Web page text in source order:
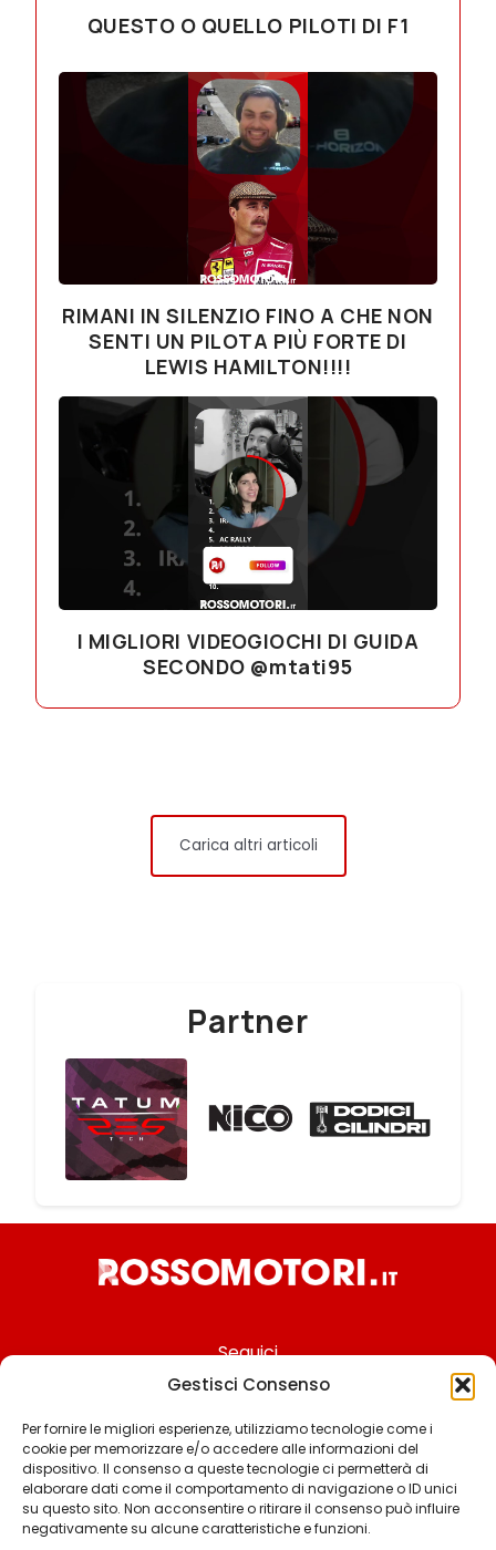
Gestisci Consenso
Per fornire le migliori esperienze, utilizziamo tecnologie come i
cookie per memorizzare e/o accedere alle informazioni del
dispositivo. Il consenso a queste tecnologie ci permetterà di
elaborare dati come il comportamento di navigazione o ID unici
su questo sito. Non acconsentire o ritirare il consenso può influire
negativamente su alcune caratteristiche e funzioni.
QUESTO O QUELLO PILOTI DI F1
RIMANI IN SILENZIO FINO A CHE NON
SENTI UN PILOTA PIÙ FORTE DI
LEWIS HAMILTON!!!!
I MIGLIORI VIDEOGIOCHI DI GUIDA
SECONDO @mtati95
Carica altri articoli
Partner
Seguici
Chi siamo
Contattaci
Termini & Condizioni